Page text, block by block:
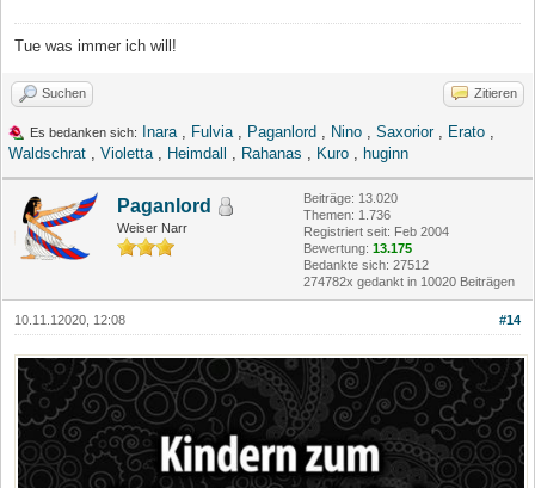
Tue was immer ich will!
Suchen Zitieren
Es bedanken sich: Inara, Fulvia, Paganlord , Nino , Saxorior, Erato ,
Waldschrat , Violetta, Heimdall , Rahanas , Kuro , huginn
Paganlord
Weiser Narr
Beiträge: 13.020
Themen: 1.736
Registriert seit: Feb 2004
Bewertung: 13.175
Bedankte sich: 27512
274782x gedankt in 10020 Beiträgen
#14
10.11.12020, 12:08